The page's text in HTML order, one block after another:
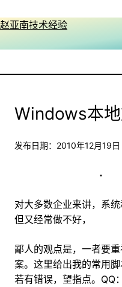
至
容
赵亚南技术经验
Windows本
发布日期： 2010年12月19日
对大多数企业来讲，系
但又经常做不好，
鄙人的观点是，一者要
案。这里给出我的常用脚
若有错误，望指点。QQ